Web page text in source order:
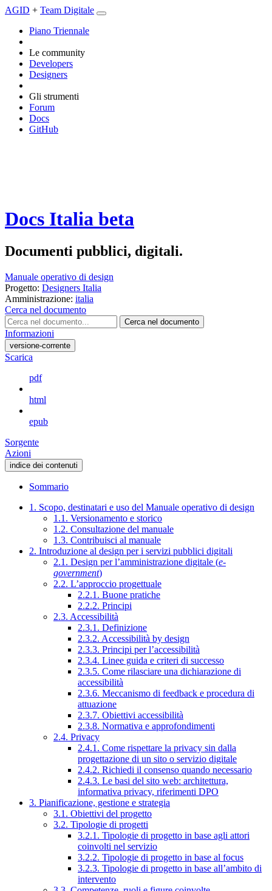
AGID + Team Digitale
Piano Triennale
Le community
Developers
Designers
Gli strumenti
Forum
Docs
GitHub
Docs Italia beta
Documenti pubblici, digitali.
Manuale operativo di design
Progetto: Designers Italia
Amministrazione: italia
Cerca nel documento
Cerca nel documento
Informazioni
versione-corrente
Scarica
pdf
html
epub
Sorgente
Azioni
indice dei contenuti
Sommario
1. Scopo, destinatari e uso del Manuale operativo di design
1.1. Versionamento e storico
1.2. Consultazione del manuale
1.3. Contribuisci al manuale
2. Introduzione al design per i servizi pubblici digitali
2.1. Design per l’amministrazione digitale (e-
government)
2.2. L’approccio progettuale
2.2.1. Buone pratiche
2.2.2. Principi
2.3. Accessibilità
2.3.1. Definizione
2.3.2. Accessibilità by design
2.3.3. Principi per l’accessibilità
2.3.4. Linee guida e criteri di successo
2.3.5. Come rilasciare una dichiarazione di
accessibilità
2.3.6. Meccanismo di feedback e procedura di
attuazione
2.3.7. Obiettivi accessibilità
2.3.8. Normativa e approfondimenti
2.4. Privacy
2.4.1. Come rispettare la privacy sin dalla
progettazione di un sito o servizio digitale
2.4.2. Richiedi il consenso quando necessario
2.4.3. Le basi del sito web: architettura,
informativa privacy, riferimenti DPO
3. Pianificazione, gestione e strategia
3.1. Obiettivi del progetto
3.2. Tipologie di progetti
3.2.1. Tipologie di progetto in base agli attori
coinvolti nel servizio
3.2.2. Tipologie di progetto in base al focus
3.2.3. Tipologie di progetto in base all’ambito di
intervento